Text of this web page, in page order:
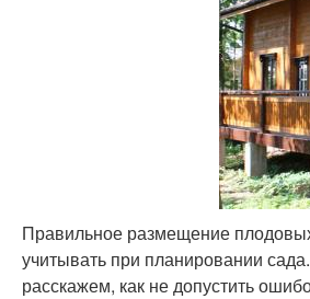
Правильное размещение
учитывать при планировании
расскажем, как не допустить